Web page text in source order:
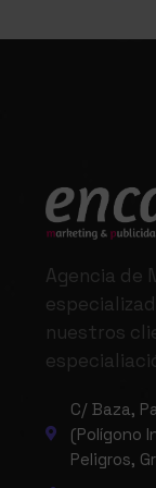
Agencia de
nuestros
C/ Baza,
(Polígono
Peligros,